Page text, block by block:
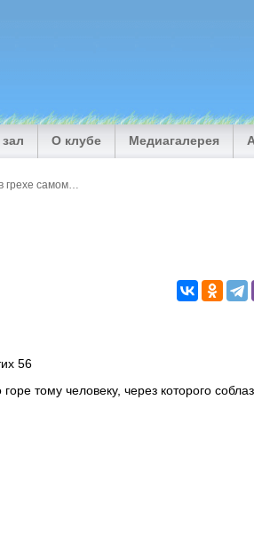
О клубе Медиагалерея
грехе самом…
56
тому человеку, через которого